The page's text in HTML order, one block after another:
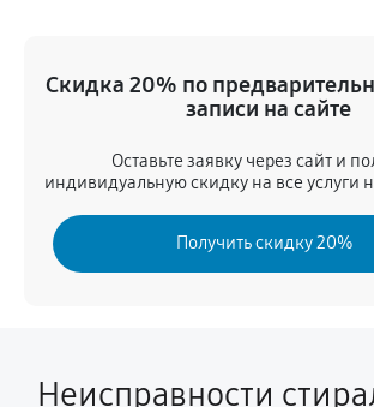
3110 руб 60 минут
Ремонт или замена
1130 руб 60 минут
Замена бака
Скидка 20% по
записи на сайте
Оставьте заявку через сайт и
индивидуальную скидку на все услуги
Получить скидку 20%
Неисправности